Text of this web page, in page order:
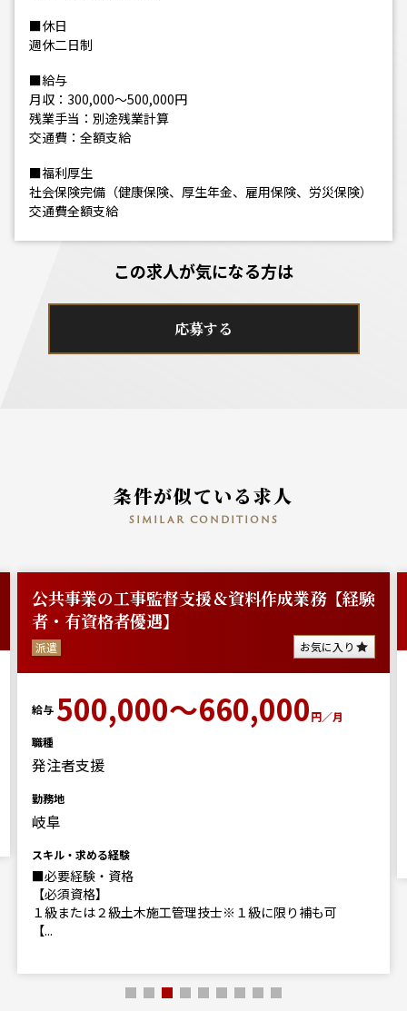
■休日
週休二日制
■給与
月収：300,000～500,000円
残業手当：別途残業計算
交通費：全額支給
■福利厚生
社会保険完備（健康保険、厚生年金、雇用保険、労災保険）
交通費全額支給
この求人が気になる方は
応募する
条件が似ている求人
similar conditions
公共事業の工事監督支援＆資料作成業務【経験
者・有資格者優遇】
派遣 お気に入り
給与 500,000～660,000円／月
職種
発注者支援
勤務地
岐阜
スキル・求める経験
■必要経験・資格
【必須資格】
１級または２級土木施工管理技士※１級に限り補も可
【...